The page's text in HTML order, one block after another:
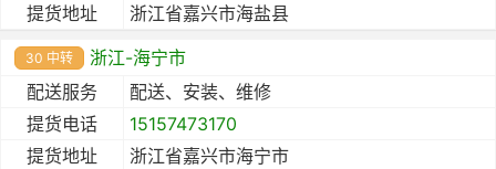
提货地址
浙江省嘉兴市海盐县
30 中转
浙江-海宁市
配送服务
配送、安装、维修
提货电话
15157473170
提货地址
浙江省嘉兴市海宁市